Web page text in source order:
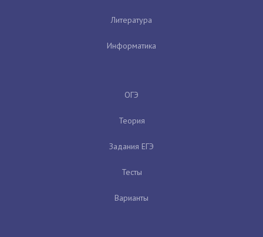
Литература
Информатика
ОГЭ
Теория
Задания ЕГЭ
Тесты
Варианты